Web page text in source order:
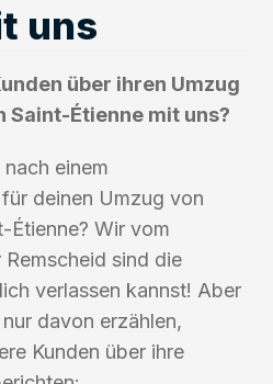
uns
über ihren Umzug
Saint-Étienne mit uns?
einem
deinen Umzug von
Étienne? Wir vom
sind die
verlassen kannst! Aber
davon erzählen,
Kunden über ihre